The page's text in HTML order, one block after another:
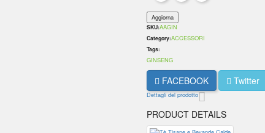
SKU:AAGIN
Category:ACCESSORI
Tags:
GINSENG
FACEBOOK Twitter
Dettagli del prodotto
PRODUCT DETAILS